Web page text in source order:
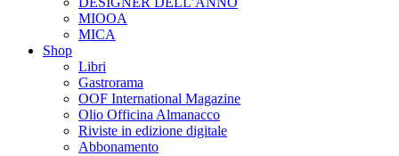
MIOOA
MICA
Shop
Libri
Gastrorama
OOF International Magazine
Olio Officina Almanacco
Riviste in edizione digitale
Abbonamento